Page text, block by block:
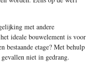
met andere
ideale bouwelement is voor
bestaande etage? Met behulp
niet in gedrang.